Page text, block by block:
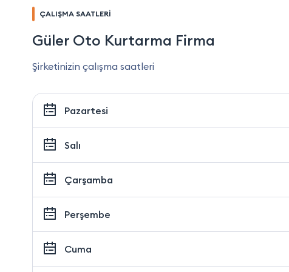
ÇALIŞMA SAATLERİ
Güler Oto Kurtarma Firma
Şirketinizin çalışma saatleri
Pazartesi
Salı
Çarşamba
Perşembe
Cuma